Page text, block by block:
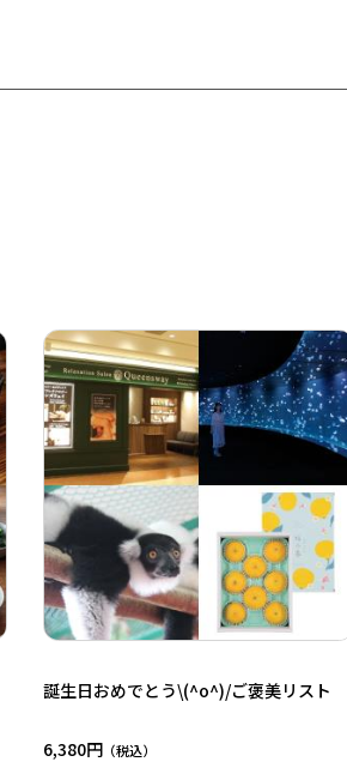
誕生日おめでとう\(^o^)/ご褒美リスト
6,380円